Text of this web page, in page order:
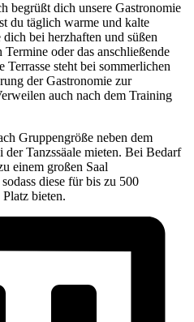
begrüßt dich unsere Gastronomie
du täglich warme und kalte
bei herzhaften und süßen
Termine oder das anschließende
steht bei sommerlichen
der Gastronomie zur
auch nach dem Training
Gruppengröße neben dem
Tanzssäale mieten. Bei Bedarf
einem großen Saal
diese für bis zu 500
bieten.